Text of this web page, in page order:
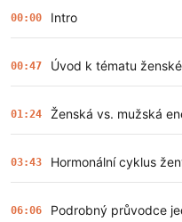
00:00 Intro
00:47 Úvod k tématu
01:24 Ženská vs. mužská
03:43 Hormonální cyklus
06:06 Podrobný průvodce